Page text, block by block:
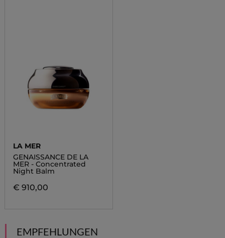
LA MER
GENAISSANCE DE LA
MER - Concentrated
Night Balm
€ 910,00
EMPFEHLUNGEN